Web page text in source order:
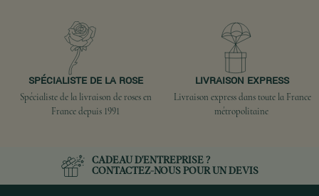
SPÉCIALISTE DE LA ROSE
Spécialiste de la livraison de roses en
France depuis 1991
LIVRAISON EXPRESS
Livraison express dans toute la France
métropolitaine
CADEAU D'ENTREPRISE ?
CONTACTEZ-NOUSPOUR UN DEVIS